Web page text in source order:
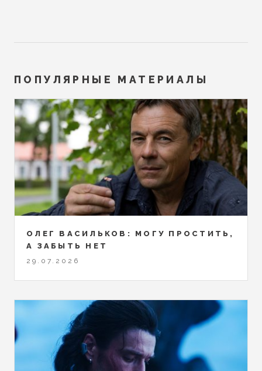
ПОПУЛЯРНЫЕ МАТЕРИАЛЫ
ОЛЕГ ВАСИЛЬКОВ: МОГУ ПРОСТИТЬ,
А ЗАБЫТЬ НЕТ
29.07.2026